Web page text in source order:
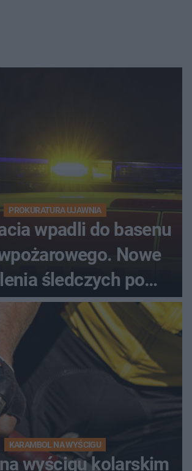
PROKURATURA UJAWNIA
wpadli do basenu
Nowe
śledczych po
akcji
KARAMBOL NA WYŚCIGU
wyścigu kolarskim